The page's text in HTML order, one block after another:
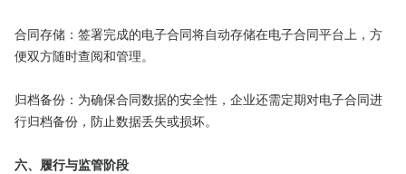
合同存储：签署完成的电子合同将自动存储在电子合同平台上，方
便双方随时查阅和管理。
归档备份：为确保合同数据的安全性，企业还需定期对电子合同进
行归档备份，防止数据丢失或损坏。
六、履行与监管阶段